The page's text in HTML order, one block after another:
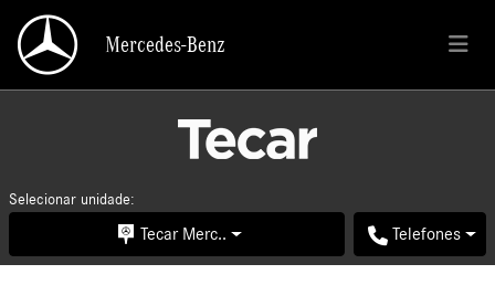
Mercedes-Benz
Selecionar unidade:
Tecar Merc.. Telefones
Mercedes-Benz